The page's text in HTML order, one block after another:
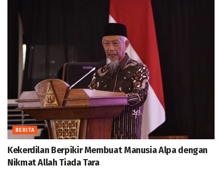
BERITA
Kekerdilan Berpikir Membuat Manusia Alpa dengan
Nikmat Allah Tiada Tara